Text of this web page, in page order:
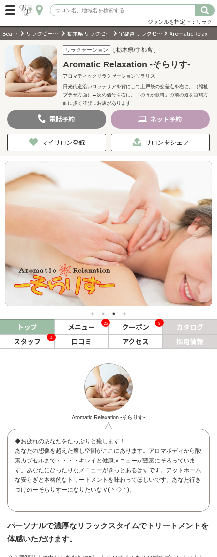
ログイン
会員登録（無料）
ジャンルを選択
キーワードで検索
近くのサロンを探す
現在地から探す
ネイルサロン
まつげサロン
エステサロン
美容クリニック
ジャンルを指定 ：リラク
BeautyPark リラクゼーションサロン 栃木県 リラクゼーションサロン 宇都宮 リラクゼーションサロン Aromatic Relaxation -そらりす-
リラクゼーション [ 栃木県/宇都宮 ]
Aromatic Relaxation -そらりす-
アロマティックリラクゼーションソラリス
日光街道沿いロッテリアを背にして上戸祭の交差点を右に。（福祉
プラザ方面）→次の信号を右に。「のうか眼科」の前の道を宮環方
面に歩く並びにお店があります
電話予約 ネット予約
マイサロン登録 サロンをシェア
トップ メニュー 25 クーポン 9
カタログ
スタッフ
4 口コミ アクセス 採用情報
Aromatic Relaxation -そらりす-
◆お疲れのあなたをたっぷりと癒します！
あなたの想像を超えた癒し空間がここにあります。アロマボディから酸
素カプセルまで・・・・キレイと健康メニューが豊富にそろっていま
す。あなたにぴったりなメニューがきっとあるはずです。アットホーム
な安らぎと本格的なトリートメントを味わってほしいです。あなた行き
つけのーそらりすーになりたいなＶ(＾◇＾)。
パーソナルで濃厚なリラックスタイムでトリートメントを
体感いただけます。